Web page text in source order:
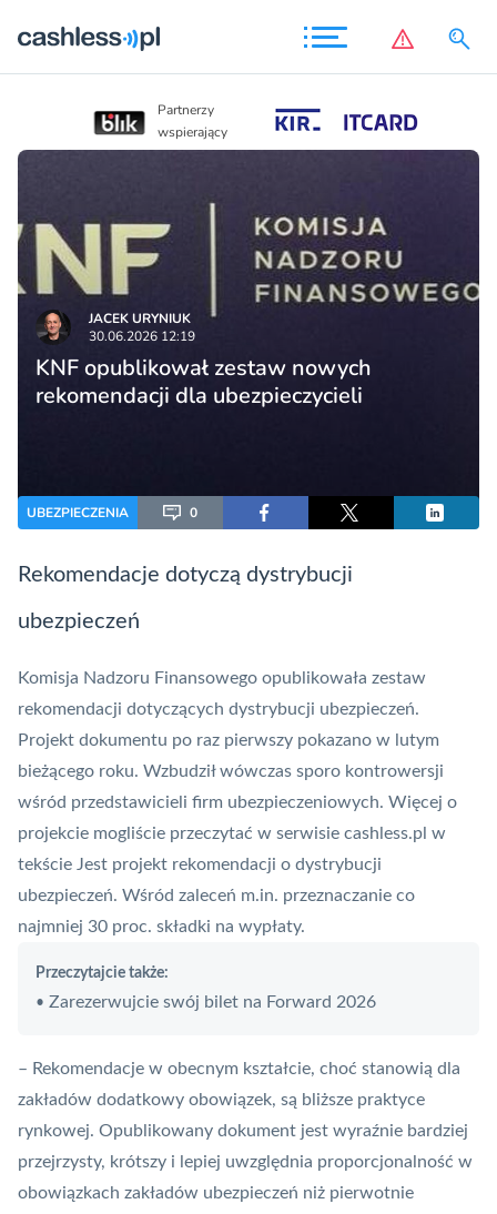
Partnerzy
wspierający
JACEK URYNIUK
30.06.2026 12:19
KNF opublikował zestaw nowych
rekomendacji dla ubezpieczycieli
UBEZPIECZENIA 0
Rekomendacje dotyczą dystrybucji
ubezpieczeń
Komisja Nadzoru Finansowego opublikowała zestaw
rekomendacji dotyczących dystrybucji ubezpieczeń.
Projekt dokumentu po raz pierwszy pokazano w lutym
bieżącego roku. Wzbudził wówczas sporo kontrowersji
wśród przedstawicieli firm ubezpieczeniowych. Więcej o
projekcie mogliście przeczytać w serwisie cashless.pl w
tekście Jest projekt rekomendacji o dystrybucji
ubezpieczeń. Wśród zaleceń m.in. przeznaczanie co
najmniej 30 proc. składki na wypłaty.
Przeczytajcie także:
• Zarezerwujcie swój bilet na Forward 2026
– Rekomendacje w obecnym kształcie, choć stanowią dla
zakładów dodatkowy obowiązek, są bliższe praktyce
rynkowej. Opublikowany dokument jest wyraźnie bardziej
przejrzysty, krótszy i lepiej uwzględnia proporcjonalność w
obowiązkach zakładów ubezpieczeń niż pierwotnie